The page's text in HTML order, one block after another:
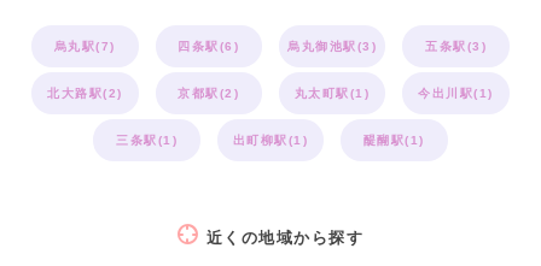
烏丸駅(7) 四条駅(6) 烏丸御池駅(3) 五条駅(3)
北大路駅(2) 京都駅(2) 丸太町駅(1) 今出川駅(1)
三条駅(1) 出町柳駅(1) 醍醐駅(1)
近くの地域から探す